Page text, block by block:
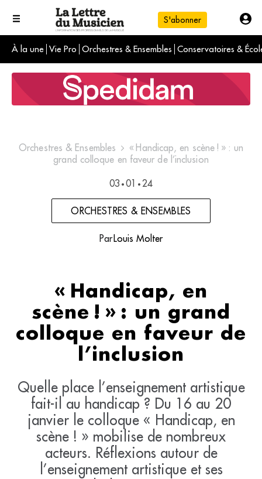
S'abonner
À la une Vie Pro Orchestres & Ensembles Conservatoires &
L'info du jour
Le numéro du mois
International
Orchestres & Ensembles
« Handicap, en scène ! » : un
grand colloque en faveur de l’inclusion
03 • 01 • 24
ORCHESTRES & ENSEMBLES
ParLouis Molter
« Handicap, en
scène ! » : un grand
colloque en faveur de
l’inclusion
Quelle place l’enseignement artistique
fait-il au handicap ? Du 16 au 20
janvier le colloque « Handicap, en
scène ! » mobilise de nombreux
acteurs. Réflexions autour de
l’enseignement artistique et ses